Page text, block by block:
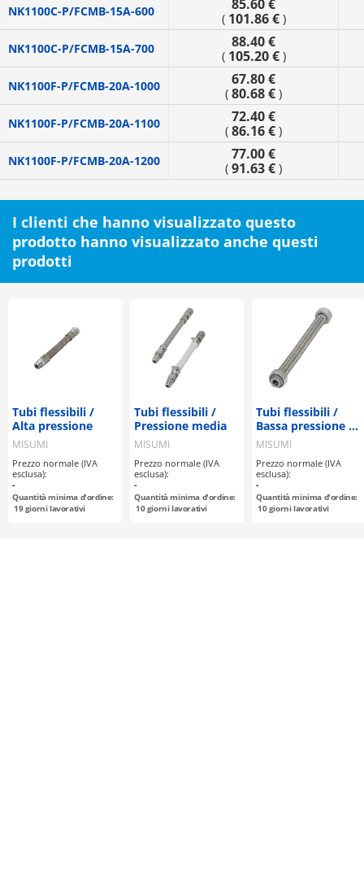
NK1100C-P/FCMB-15A-600 85.60 €
( 101.86 €)
NK1100C-P/FCMB-15A-700 88.40 €
( 105.20 €)
NK1100F-P/FCMB-20A-1000 67.80 €
( 80.68 € )
NK1100F-P/FCMB-20A-1100 72.40 €
( 86.16 € )
NK1100F-P/FCMB-20A-1200 77.00 €
( 91.63 € )
I clienti che hanno visualizzato questo
prodotto hanno visualizzato anche questi
prodotti
Tubi flessibili /
Alta pressione
MISUMI
Prezzo normale (IVA
esclusa):
-
Quantità minima d'ordine:
19giorni lavorativi
Tubi flessibili /
Pressione media
MISUMI
Prezzo normale (IVA
esclusa):
-
Quantità minima d'ordine:
10giorni lavorativi
Tubi flessibili /
Bassa pressione /
Non saldati
MISUMI
Prezzo normale (IVA
esclusa):
-
Quantità minima d'ordine:
10giorni lavorativi